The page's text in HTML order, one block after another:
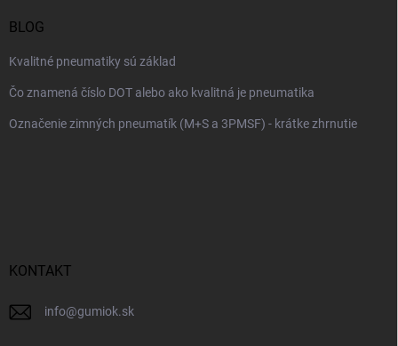
BLOG
Kvalitné pneumatiky sú základ
Čo znamená číslo DOT alebo ako kvalitná je pneumatika
Označenie zimných pneumatík (M+S a 3PMSF) - krátke zhrnutie
KONTAKT
info@gumiok.sk